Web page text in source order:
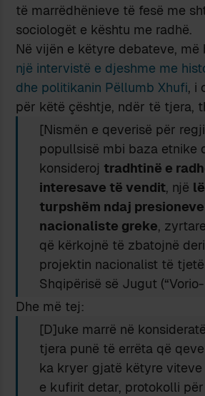
të marrëdhënieve të fesë me
sociologët e kështu me radhë.
Në vijën e këtyre debateve, më
një intervistë e djeshme me
dhe politikanin Pëllumb Xhufi, i
për këtë çështje, ndër të tjera,
[Nismën e qeverisë për
popullsisë mbi baza etnike
konsideroj tradhtinë e
interesave të vendit, një
turpshëm ndaj
nacionaliste greke,
që kërkojnë të zbatojnë
projektin nacionalist të
Shqipërisë së Jugut (“Vorio-
Dhe më tej:
[D]uke marrë në
tjera punë të errëta që
ka kryer gjatë këtyre viteve
e kufirit detar, protokolli